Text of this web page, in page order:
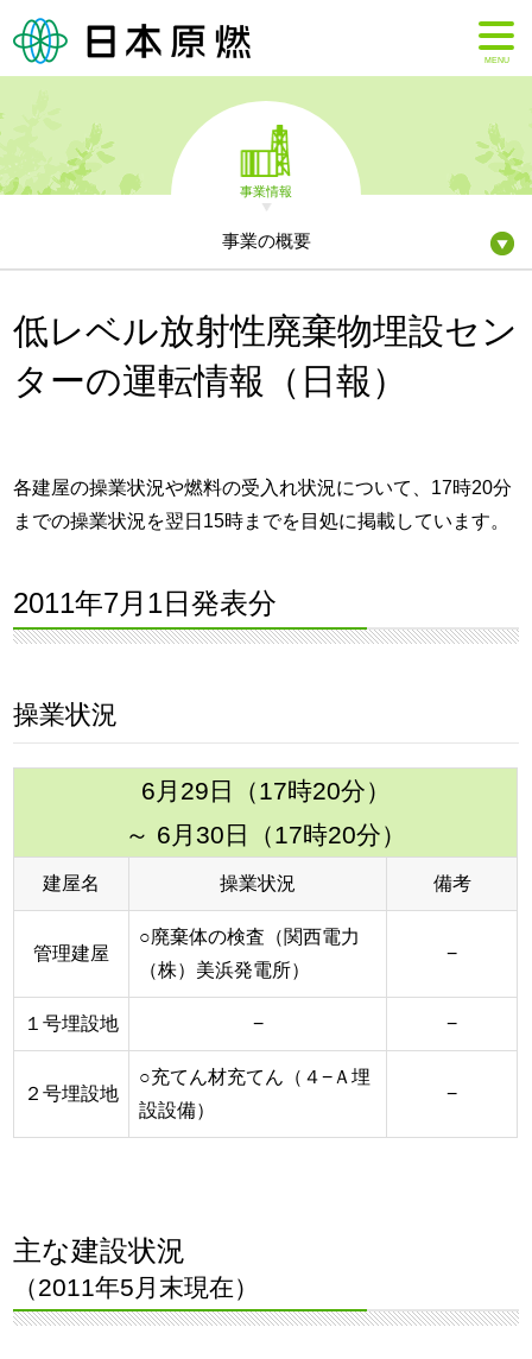
MENU
事業情報
事業の概要
低レベル放射性廃棄物埋設セン
ターの運転情報（日報）
各建屋の操業状況や燃料の受入れ状況について、17時20分
までの操業状況を翌日15時までを目処に掲載しています。
2011年7月1日発表分
操業状況
6月29日（17時20分）
～ 6月30日（17時20分）
建屋名 操業状況 備考
管理建屋
○廃棄体の検査（関西電力
（株）美浜発電所）
−
１号埋設地 − −
２号埋設地
○充てん材充てん（４−Ａ埋
設設備）
−
主な建設状況
（2011年5月末現在）